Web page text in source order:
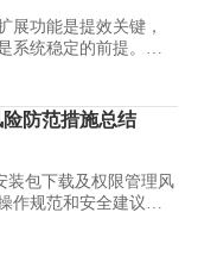
展功能是提效关键，
系统稳定的前提。详
在保障系统流畅度的
能提升生产力又具备
防范措施总结
装包下载及权限管理风
作规范和安全建议，